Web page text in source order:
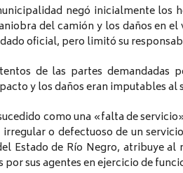
negó inicialmente los
del camión y los daños en
oficial, pero limitó su
de las partes demandadas
y los daños eran imputables
como una «falta de
o defectuoso de un
Estado de Río Negro, atribuye
por sus agentes en ejercicio de